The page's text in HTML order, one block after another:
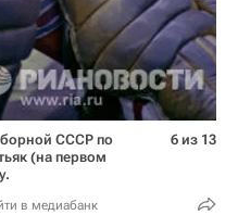
СССР по
(на первом
в медиабанк
6 из 13